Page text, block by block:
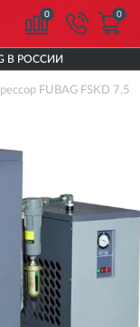
0 0
В РОССИИ
FUBAG FSKD